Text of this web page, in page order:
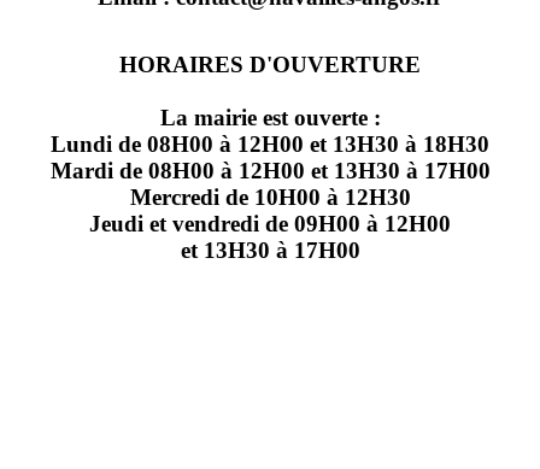
HORAIRES D'OUVERTURE
La mairie est ouverte :
Lundi de 08H00 à 12H00 et 13H30 à 18H30
Mardi de 08H00 à 12H00 et 13H30 à 17H00
Mercredi de 10H00 à 12H30
Jeudi et vendredi de 09H00 à 12H00
et 13H30 à 17H00